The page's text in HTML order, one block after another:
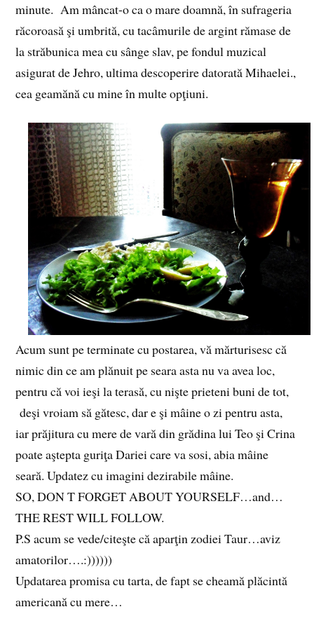
minute. Am mâncat-o ca o mare doamnă, în sufrageria
răcoroasă şi umbrită, cu tacâmurile de argint rămase de
la străbunica mea cu sânge slav, pe fondul muzical
asigurat de Jehro, ultima descoperire datorată Mihaelei.,
cea geamănă cu mine în multe opţiuni.
Acum sunt pe terminate cu postarea, vă mărturisesc că
nimic din ce am plănuit pe seara asta nu va avea loc,
pentru că voi ieşi la terasă, cu nişte prieteni buni de tot,
deşi vroiam să gătesc, dar e şi mâine o zi pentru asta,
iar prăjitura cu mere de vară din grădina lui Teo şi Crina
poate aştepta guriţa Dariei care va sosi, abia mâine
seară. Updatez cu imagini dezirabile mâine.
SO, DON T FORGET ABOUT YOURSELF…and…
THE REST WILL FOLLOW.
P.S acum se vede/citeşte că aparţin zodiei Taur…aviz
amatorilor….:))))))
Updatarea promisa cu tarta, de fapt se cheamă plăcintă
americană cu mere…